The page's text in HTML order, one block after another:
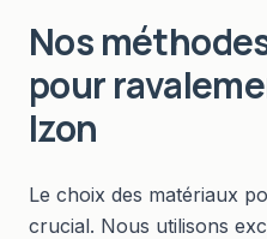
Nos
pour
Izon
Le choix des matériaux
crucial. Nous utilisons